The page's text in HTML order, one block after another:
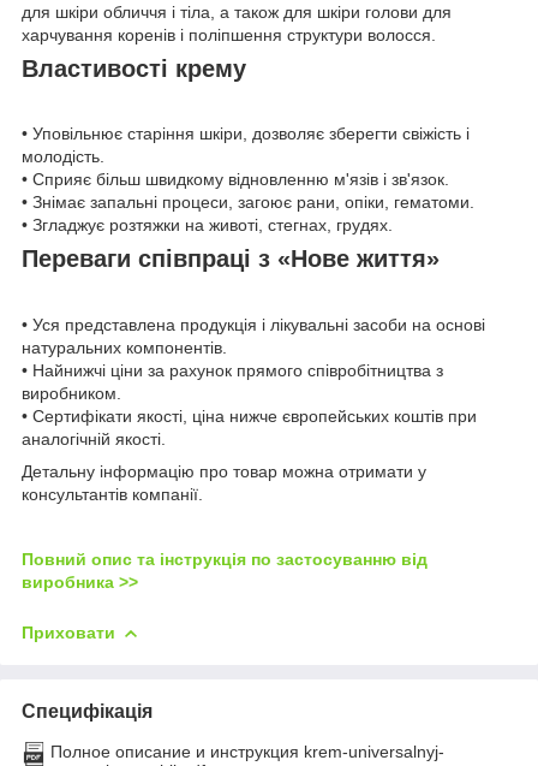
для шкіри обличчя і тіла, а також для шкіри голови для
харчування коренів і поліпшення структури волосся.
Властивості крему
• Уповільнює старіння шкіри, дозволяє зберегти свіжість і
молодість.
• Сприяє більш швидкому відновленню м'язів і зв'язок.
• Знімає запальні процеси, загоює рани, опіки, гематоми.
• Згладжує розтяжки на животі, стегнах, грудях.
Переваги співпраці з «Нове життя»
• Уся представлена продукція і лікувальні засоби на основі
натуральних компонентів.
• Найнижчі ціни за рахунок прямого співробітництва з
виробником.
• Сертифікати якості, ціна нижче європейських коштів при
аналогічній якості.
Детальну інформацію про товар можна отримати у
консультантів компанії.
Повний опис та інструкція по застосуванню від
виробника >>
Приховати
Специфікація
Полное описание и инструкция krem-universalnyj-